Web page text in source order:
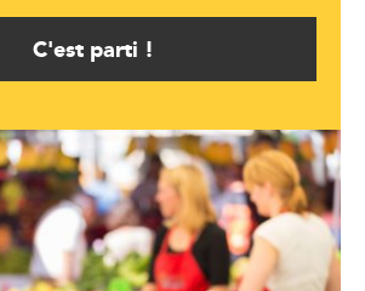
C'est parti !